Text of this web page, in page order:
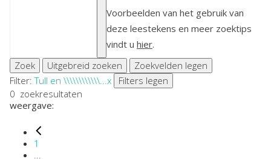
Voorbeelden van het gebruik van
deze leestekens en meer zoektips
vindt u hier.
Zoek
Uitgebreid zoeken
Zoekvelden legen
Filter:Tull en \\\\\\\\\\\\... x
Filters legen
0 zoekresultaten
weergave:
1